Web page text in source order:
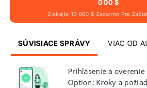
000 $
Získajte 10 000 $ Zadarmo Pre
SÚVISIACE SPRÁVY VIAC OD
Prihlásenie a overenie
Option: Kroky a